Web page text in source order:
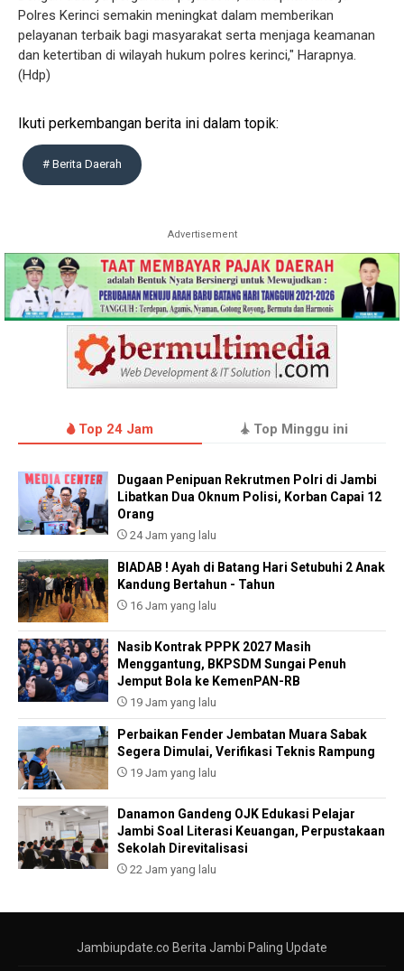
Polres Kerinci semakin meningkat dalam memberikan
pelayanan terbaik bagi masyarakat serta menjaga keamanan
dan ketertiban di wilayah hukum polres kerinci," Harapnya.
(Hdp)
Ikuti perkembangan berita ini dalam topik:
# Berita Daerah
Advertisement
Top 24 Jam Top Minggu ini
Dugaan Penipuan Rekrutmen Polri di Jambi
Libatkan Dua Oknum Polisi, Korban Capai 12
Orang
24 Jam yang lalu
BIADAB ! Ayah di Batang Hari Setubuhi 2 Anak
Kandung Bertahun - Tahun
16 Jam yang lalu
Nasib Kontrak PPPK 2027 Masih
Menggantung, BKPSDM Sungai Penuh
Jemput Bola ke KemenPAN-RB
19 Jam yang lalu
Perbaikan Fender Jembatan Muara Sabak
Segera Dimulai, Verifikasi Teknis Rampung
19 Jam yang lalu
Danamon Gandeng OJK Edukasi Pelajar
Jambi Soal Literasi Keuangan, Perpustakaan
Sekolah Direvitalisasi
22 Jam yang lalu
Jambiupdate.co Berita Jambi Paling Update